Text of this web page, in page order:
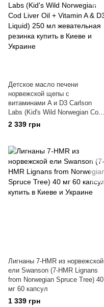
Детское масло печени
норвежской щепы с
витаминами A и D3 Carlson
Labs (Kid's Wild Norwegian Cod
Liver Oil + Vitamin A & D3
Liquid) 250 мл жевательная
2 339 грн
Лигнаны 7-HMR из норвежской
ели Swanson (7-HMR Lignans
from Norwegian Spruce Tree) 40
мг 60 капсул
1 339 грн